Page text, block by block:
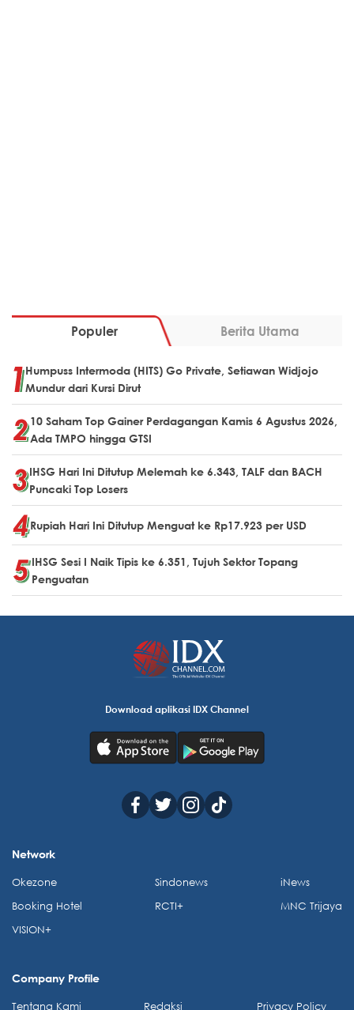
Populer Berita Utama
Humpuss Intermoda (HITS) Go Private, Setiawan Widjojo
Mundur dari Kursi Dirut
10 Saham Top Gainer Perdagangan Kamis 6 Agustus 2026,
Ada TMPO hingga GTSI
IHSG Hari Ini Ditutup Melemah ke 6.343, TALF dan BACH
Puncaki Top Losers
Rupiah Hari Ini Ditutup Menguat ke Rp17.923 per USD
IHSG Sesi I Naik Tipis ke 6.351, Tujuh Sektor Topang
Penguatan
Download aplikasi IDX Channel
Network
Okezone
Booking Hotel
VISION+
Sindonews
RCTI+
iNews
MNC Trijaya
Company Profile
Tentang Kami Redaksi Privacy Policy